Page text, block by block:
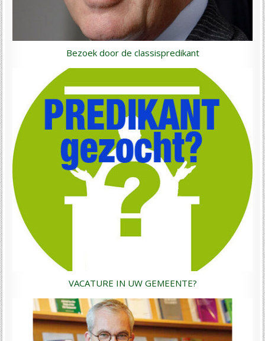
Bezoek door de classispredikant
VACATURE IN UW GEMEENTE?